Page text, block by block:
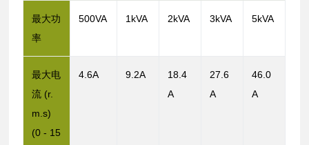
最大功
率
500VA 1kVA 2kVA 3kVA 5kVA
最大电
流 (r.
m.s)
(0 - 15
4.6A 9.2A
18.4
A
27.6
A
46.0
A